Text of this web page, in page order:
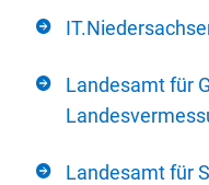
Landesamt für
Landesamt für